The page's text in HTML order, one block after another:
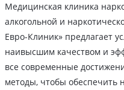
Медицинская клиника
алкогольной и
Евро-Клиник» предлагает
наивысшим качеством и
все современные
методы, чтобы